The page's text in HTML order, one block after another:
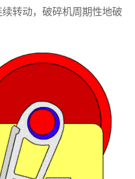
转动，破碎机周期性地破